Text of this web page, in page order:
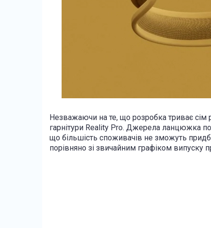
Незважаючи на те, що розробка триває сім
гарнітури Reality Pro. Джерела ланцюжка
що більшість споживачів не зможуть
порівняно зі звичайним графіком випуску